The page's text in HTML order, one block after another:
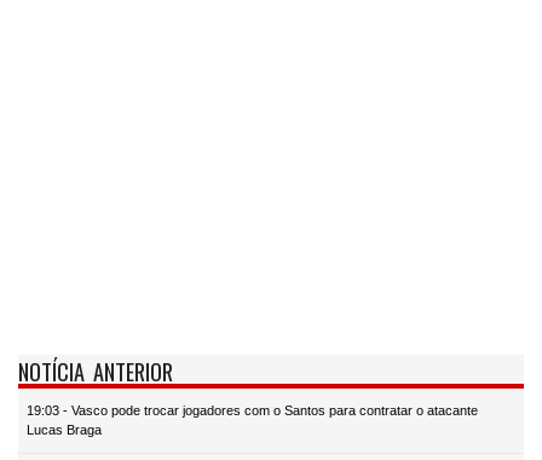
NOTÍCIA ANTERIOR
19:03 - Vasco pode trocar jogadores com o Santos para contratar o atacante
Lucas Braga